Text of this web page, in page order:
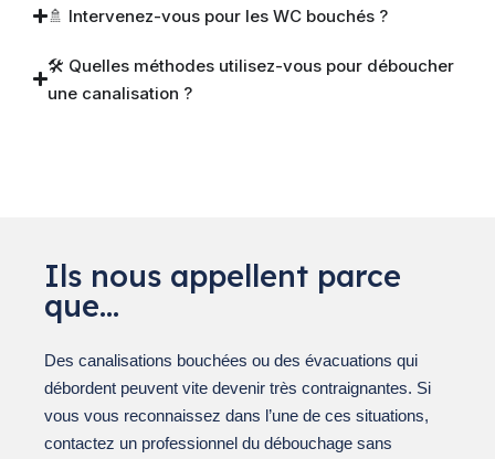
🚿 Intervenez-vous pour les WC bouchés ?
🛠️ Quelles méthodes utilisez-vous pour déboucher
une canalisation ?
Ils nous appellent parce
que…
Des canalisations bouchées ou des évacuations qui
débordent peuvent vite devenir très contraignantes. Si
vous vous reconnaissez dans l’une de ces situations,
contactez un professionnel du débouchage sans